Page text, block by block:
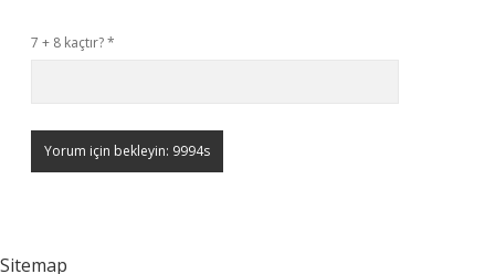
7 + 8 kaçtır?*
Sitemap